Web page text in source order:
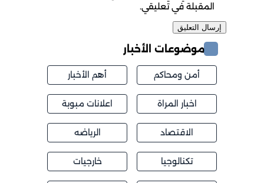
المقبلة في تعليقي.
موضوعات الأخبار
أمن ومحاكم أهم الأخبار
اخبار المراة اعلانات مبوبة
الاقتصاد الرياضه
تكنالوجيا خارجيات